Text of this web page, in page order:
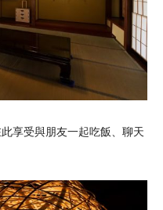
享受與朋友一起吃飯、聊天